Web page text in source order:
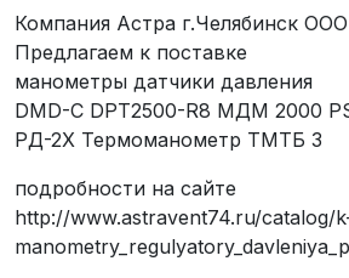
Компания Астра г.Челябинск
Предлагаем к поставке
манометры датчики давления
DMD-С DPT2500-R8 МДМ 2000
РД-2Х Термоманометр ТМТБ 3
подробности на сайте
http://www.astravent74.ru/catalog/